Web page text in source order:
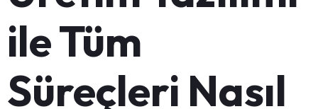
ile Tüm
Süreçleri Nasıl